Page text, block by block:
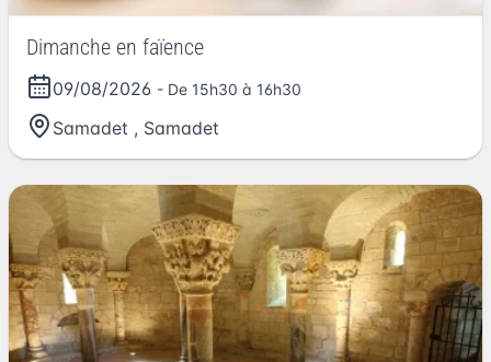
Dimanche en faïence
09/08/2026 - De 15h30 à 16h30
Samadet , Samadet